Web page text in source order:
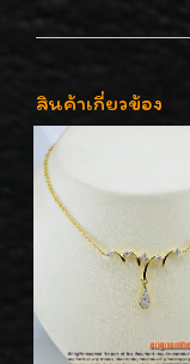
สินค้าเกี่ยวข้อง